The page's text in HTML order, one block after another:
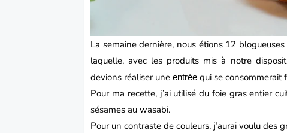
La semaine dernière, nous étions 12
laquelle, avec les produits mis à notre
devions réaliser uneentrée qui se consommerait
Pour ma recette, j’ai utilisé du foie grasentier
sésames au wasabi.
Pour un contraste de couleurs, j’aurai voulu des